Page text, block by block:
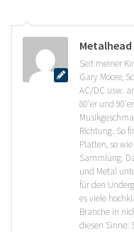
Metalhead
Seit meiner
Gary Moore,
AC/DC usw.
80'er und
Richtung. So
Platten, so
Sammlung.
und Metal
für den
es viele
Branche in
diesen Sinne: